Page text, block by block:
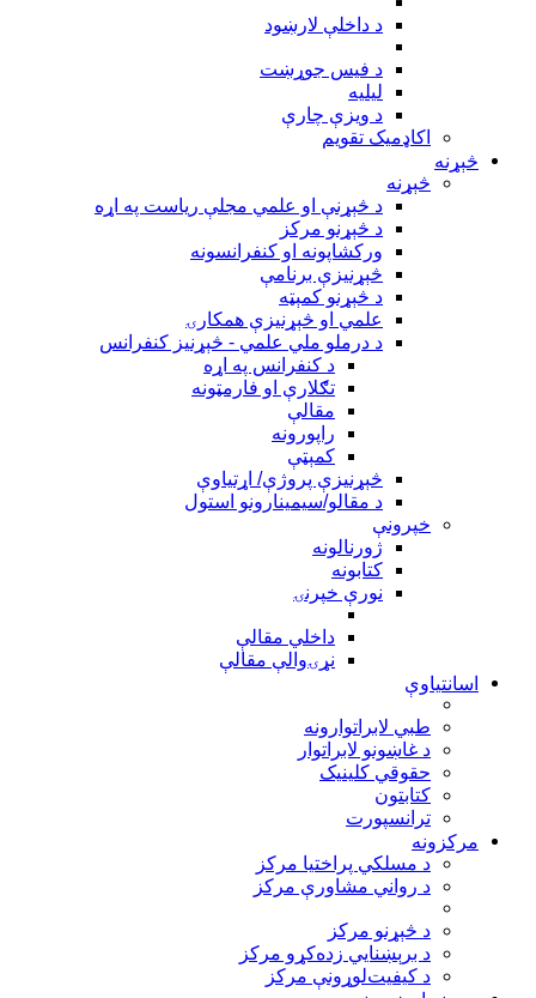
د داخلې لارښود
د فیس جوړښت
ليليه
د ویزې چارې
اکاډميک تقويم
څېړنه
څېړنه
د څېړنې او علمي مجلې رياست په اړه
د څېړنو مرکز
ورکشاپونه او کنفرانسونه
څېړنيزې برنامې
د څېړنو کمېټه
علمي او څېړنيزې همکارۍ
د درملو ملي علمي - څېړنيز کنفرانس
د کنفرانس په اړه
تګلارې او فارمټونه
مقالې
راپورونه
کمېټې
څېړنيزې پروژې/ اړتياوې
د مقالو/سیمینارونو استول
خپرونې
ژورنالونه
کتابونه
نورې خپرنۍ
داخلي مقالې
نړۍوالې مقالې
اسانتیاوې
طبي لابراتوارونه
د غاښونو لابراتوار
حقوقي کلينيک
کتابتون
ترانسپورت
مرکزونه
د مسلکي پراختيا مرکز
د رواني مشاورې مرکز
د څېړنو مرکز
د برېښنايي زده‌کړو مرکز
د کيفيت‌لوړونې مرکز